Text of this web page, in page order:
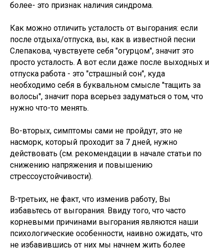
более- это признак наличия синдрома.
Как можно отличить усталость от выгорания: если
после отдыха/отпуска, вы, как в известной песни
Слепакова, чувствуете себя "огурцом", значит это
просто усталость. А вот если даже после выходных и
отпуска работа - это "страшный сон", куда
необходимо себя в буквальном смысле "тащить за
волосы", значит пора всерьез задуматься о том, что
нужно что-то менять.
Во-вторых, симптомы сами не пройдут, это не
насморк, который проходит за 7 дней, нужно
действовать (см. рекомендации в начале статьи по
снижению напряжения и повышению
стрессоустойчивости).
В-третьих, не факт, что изменив работу, Вы
избавьтесь от выгорания. Ввиду того, что часто
корневыми причинами выгорания являются наши
психологические особенности, наивно ожидать, что
не избавившись от них мы начнем жить более